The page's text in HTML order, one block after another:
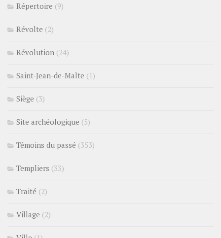
Répertoire (9)
Révolte (2)
Révolution (24)
Saint-Jean-de-Malte (1)
Siège (3)
Site archéologique (5)
Témoins du passé (353)
Templiers (33)
Traité (2)
Village (2)